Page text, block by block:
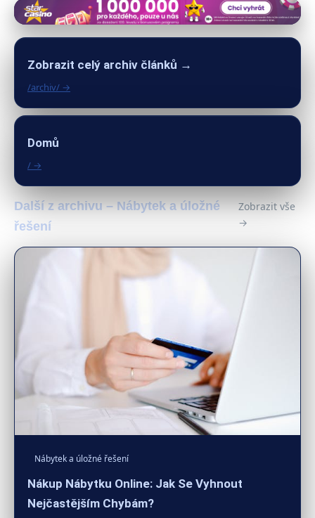
Zobrazit celý archiv článků →
/archiv/ →
Domů
/ →
Další z archivu – Nábytek a úložné
řešení
Zobrazit vše
→
Nábytek a úložné řešení
Nákup Nábytku Online: Jak Se Vyhnout
Nejčastějším Chybám?